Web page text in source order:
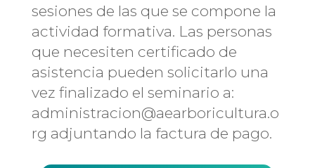
sesiones de las que se compone la
actividad formativa. Las personas
que necesiten certificado de
asistencia pueden solicitarlo una
vez finalizado el seminario a:
administracion@aearboricultura.o
rg adjuntando la factura de pago.